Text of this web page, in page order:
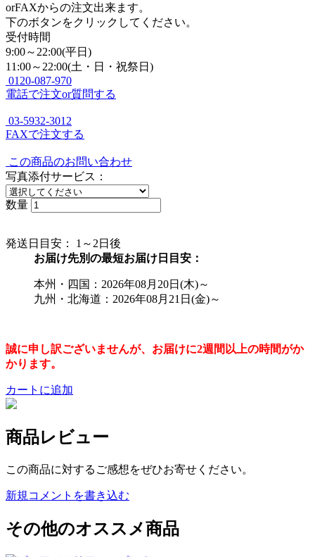
orFAXからの注文出来ます。
下のボタンをクリックしてください。
受付時間
9:00～22:00(平日)
11:00～22:00(土・日・祝祭日)
0120-087-970
電話で注文or質問する
03-5932-3012
FAXで注文する
この商品のお問い合わせ
写真添付サービス：
数量
発送日目安： 1～2日後
お届け先別の最短お届け日目安：
本州・四国：2026年08月20日(木)～
九州・北海道：2026年08月21日(金)～
誠に申し訳ございませんが、お届けに2週間以上の時間がか
かります。
カートに追加
商品レビュー
この商品に対するご感想をぜひお寄せください。
新規コメントを書き込む
その他のオススメ商品